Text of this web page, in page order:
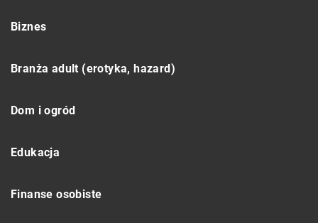
Biznes
Branża adult (erotyka, hazard)
Dom i ogród
Edukacja
Finanse osobiste